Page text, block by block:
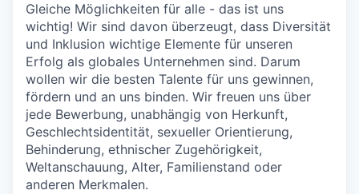
Gleiche Möglichkeiten für alle - das ist uns
wichtig! Wir sind davon überzeugt, dass Diversität
und Inklusion wichtige Elemente für unseren
Erfolg als globales Unternehmen sind. Darum
wollen wir die besten Talente für uns gewinnen,
fördern und an uns binden. Wir freuen uns über
jede Bewerbung, unabhängig von Herkunft,
Geschlechtsidentität, sexueller Orientierung,
Behinderung, ethnischer Zugehörigkeit,
Weltanschauung, Alter, Familienstand oder
anderen Merkmalen.